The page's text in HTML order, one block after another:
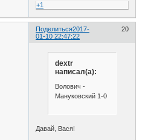
+1
Поделиться 20
2017-
01-10 22:47:22
dextr
написал(а):
Волович -
Мануковский 1-0
Давай, Вася!